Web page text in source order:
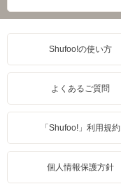
Shufoo!の使い方
よくあるご質問
「Shufoo!」利用規約
個人情報保護方針